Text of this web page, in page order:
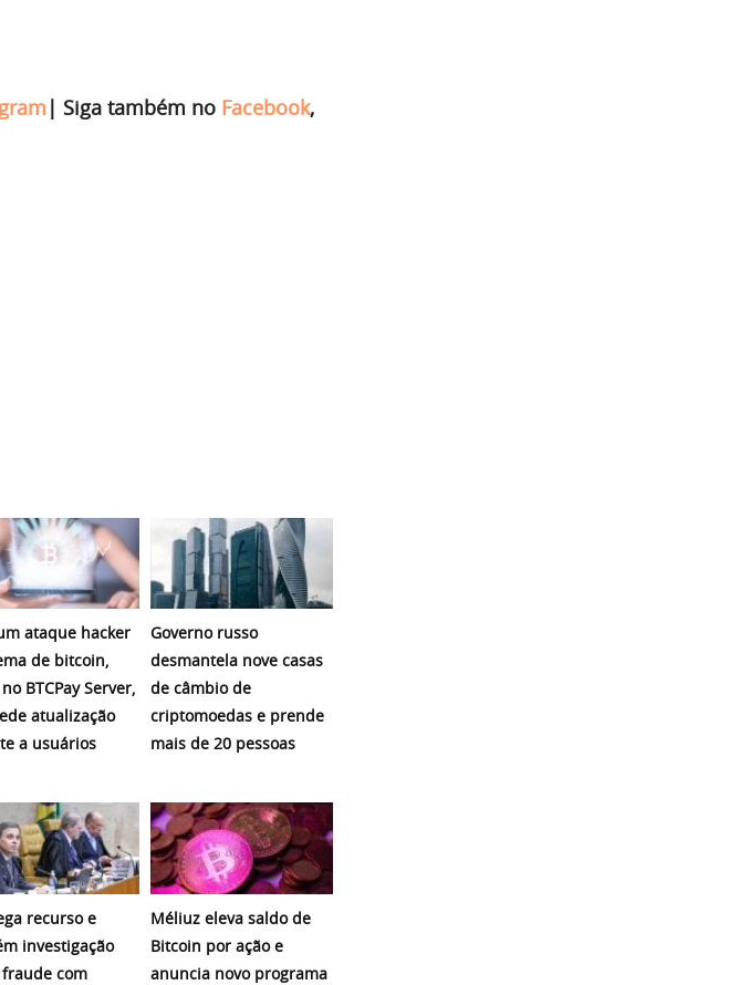
| Siga também no Facebook,
ataque hacker
de bitcoin,
BTCPay Server,
atualização
a usuários
Governo russo
desmantela nove casas
de câmbio de
criptomoedas e prende
mais de 20 pessoas
recurso e
investigação
com
Méliuz eleva saldo de
Bitcoin por ação e
anuncia novo programa